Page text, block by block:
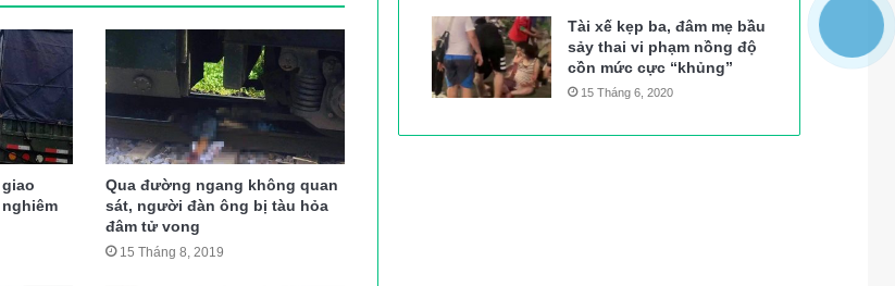
Qua đường ngang không quan
sát, người đàn ông bị tàu hỏa
đâm tử vong
15 Tháng 8, 2019
Tài xế kẹp ba, đâm mẹ bầu
sảy thai vi phạm nồng độ
cồn mức cực “khủng”
15 Tháng 6, 2020